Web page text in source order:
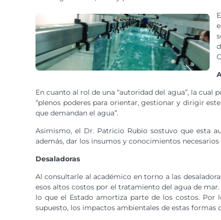
En cuanto al rol de una “autoridad del agua”, la
“plenos poderes para orientar, gestionar y dirigir
que demandan el agua”.
Asimismo, el Dr. Patricio Rubio sostuvo que esta
además, dar los insumos y conocimientos
Desaladoras
Al consultarle al académico en torno a las
esos altos costos por el tratamiento del agua de
lo que el Estado amortiza parte de los costos. Por
supuesto, los impactos ambientales de estas formas